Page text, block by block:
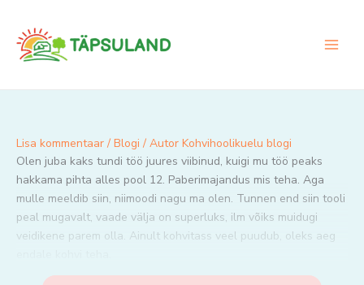
content
Lisa kommentaar / Blogi / Autor Kohvihoolikuelu blogi
Olen juba kaks tundi töö juures viibinud, kuigi mu töö peaks
hakkama pihta alles pool 12. Paberimajandus mis teha. Aga
mulle meeldib siin, niimoodi nagu ma olen. Tunnen end siin tooli
peal mugavalt, vaade välja on superluks, ilm võiks muidugi
veidikene parem olla. Ainult kohvitass veel puudub, oleks aeg